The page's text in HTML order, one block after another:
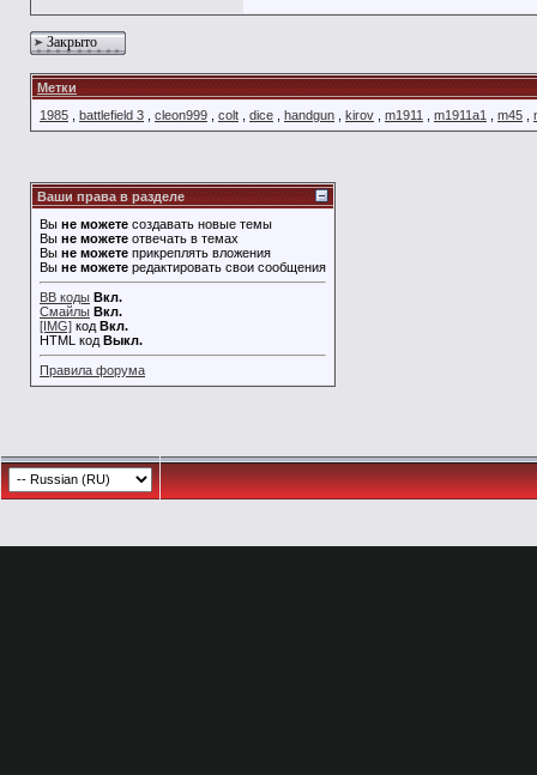
Закрыто
Метки
1985
battlefield 3 cleon999 colt dice handgun kirov m1911 m1911a1 m45
Ваши права в разделе
Вы не можете создавать новые темы
Вы не можете отвечать в темах
Вы не можете прикреплять вложения
Вы не можете редактировать свои сообщения
BB коды Вкл.
Смайлы Вкл.
[IMG] код Вкл.
HTML код Выкл.
Правила форума